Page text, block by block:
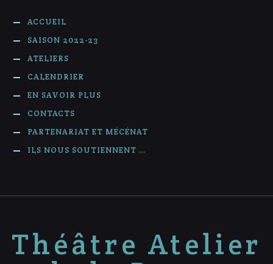
ACCUEIL
SAISON 2022-23
ATELIERS
CALENDRIER
EN SAVOIR PLUS
CONTACTS
PARTENARIAT ET MÉCÉNAT
ILS NOUS SOUTIENNENT …
Théâtre Atelier